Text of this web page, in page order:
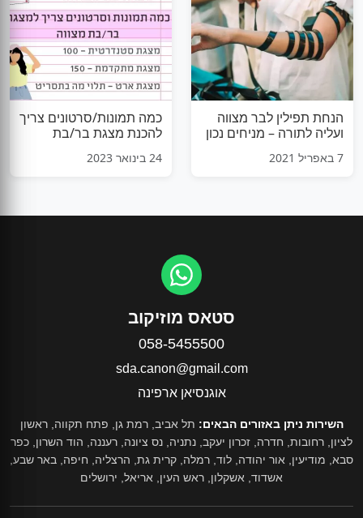
הנחת תפילין לבר מצווה
ועליה לתורה – מניחים נכון
7 באפריל 2021
כמה תמונות/סרטונים צריך
להכנת מצגת בר/בת
24 בינואר 2023
סטאס מוזיקוב
058-5455500
sda.canon@gmail.com
אוגנסיאן ארפינה
השירות ניתן באזורים הבאים: תל אביב, רמת גן, פתח תקווה, ראשון
לציון, רחובות, חדרה, זכרון יעקב, נתניה, נס ציונה, רעננה, הוד השרון, כפר
סבא, מודיעין, אור יהודה, לוד, רמלה, קרית גת, הרצליה, חיפה, באר שבע,
אשדוד, אשקלון, ראש העין, אריאל, ירושלים